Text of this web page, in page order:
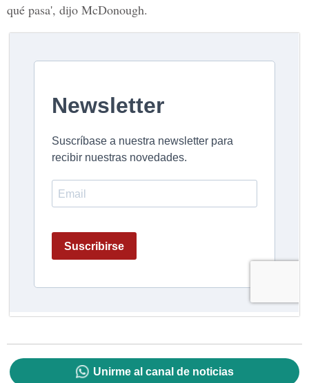
qué pasa', dijo McDonough.
Unirme al canal de noticias